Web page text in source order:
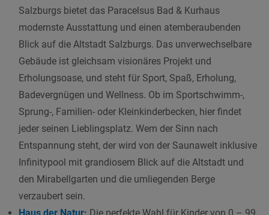
Salzburgs bietet das Paracelsus Bad & Kurhaus
modernste Ausstattung und einen atemberaubenden
Blick auf die Altstadt Salzburgs. Das unverwechselbare
Gebäude ist gleichsam visionäres Projekt und
Erholungsoase, und steht für Sport, Spaß, Erholung,
Badevergnügen und Wellness. Ob im Sportschwimm-,
Sprung-, Familien- oder Kleinkinderbecken, hier findet
jeder seinen Lieblingsplatz. Wem der Sinn nach
Entspannung steht, der wird von der Saunawelt inklusive
Infinitypool mit grandiosem Blick auf die Altstadt und
den Mirabellgarten und die umliegenden Berge
verzaubert sein.
Haus der Natur: Die perfekte Wahl für Kinder von 0 – 99